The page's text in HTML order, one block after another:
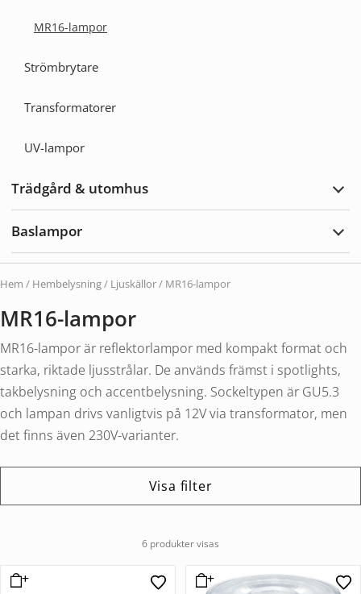
MR16-lampor
Strömbrytare
Transformatorer
UV-lampor
Trädgård & utomhus
Baslampor
Hem / Hembelysning/ Ljuskällor/ MR16-lampor
MR16-lampor
MR16-lampor är reflektorlampor med kompakt format och
starka, riktade ljusstrålar. De används främst i spotlights,
takbelysning och accentbelysning. Sockeltypen är GU5.3
och lampan drivs vanligtvis på 12V via transformator, men
det finns även 230V-varianter.
Visa filter
6 produkter visas